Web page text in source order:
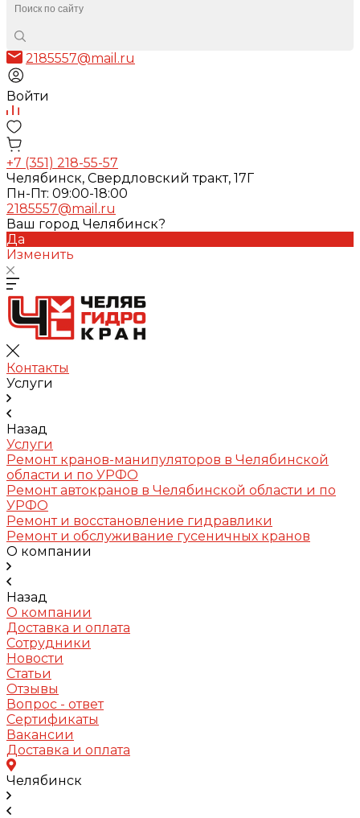
2185557@mail.ru
Войти
+7 (351) 218-55-57
Челябинск, Свердловский тракт, 17Г
Пн-Пт: 09:00-18:00
2185557@mail.ru
Ваш город Челябинск?
Да
Изменить
Контакты
Услуги
Назад
Услуги
Ремонт кранов-манипуляторов в Челябинской
области и по УРФО
Ремонт автокранов в Челябинской области и по
УРФО
Ремонт и восстановление гидравлики
Ремонт и обслуживание гусеничных кранов
О компании
Назад
О компании
Доставка и оплата
Сотрудники
Новости
Статьи
Отзывы
Вопрос - ответ
Сертификаты
Вакансии
Доставка и оплата
Челябинск